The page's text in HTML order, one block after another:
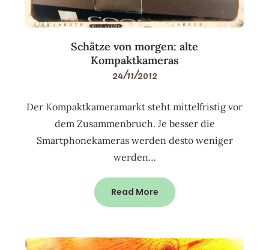
Schätze von morgen: alte
Kompaktkameras
24/11/2012
Der Kompaktkameramarkt steht mittelfristig vor
dem Zusammenbruch. Je besser die
Smartphonekameras werden desto weniger
werden…
Read More